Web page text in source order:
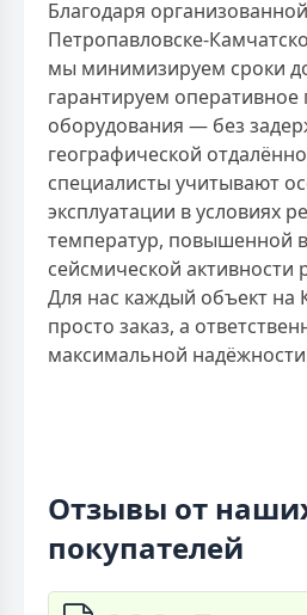
Благодаря
Петропавловске-
мы минимизируем сроки
гарантируем оперативное
оборудования — без
географической
специалисты учитывают
эксплуатации в условиях
температур, повышенной
сейсмической активности
Для нас каждый объект на
просто заказ, а
максимальной
Отзывы от
покупателей